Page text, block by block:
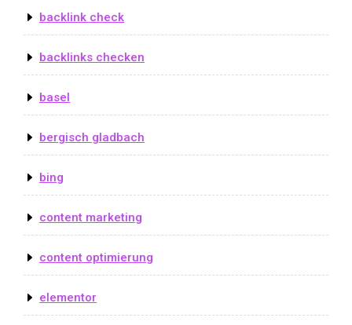
backlink check
backlinks checken
basel
bergisch gladbach
bing
content marketing
content optimierung
elementor